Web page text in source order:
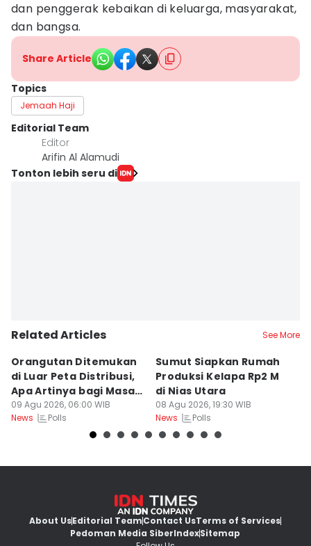
dan penggerak kebaikan di keluarga, masyarakat,
dan bangsa.
Share Article
Topics
Jemaah Haji
Editorial Team
Editor
Arifin Al Alamudi
Tonton lebih seru di
Related Articles See More
Orangutan Ditemukan
di Luar Peta Distribusi,
Apa Artinya bagi Masa
Depan Konservasi?
09 Agu 2026, 06:00 WIB
News
Polls
Sumut Siapkan Rumah
Produksi Kelapa Rp2 M
di Nias Utara
08 Agu 2026, 19:30 WIB
News
Polls
About UsEditorial TeamContact UsTerms of Services
Pedoman Media SiberIndexSitemap